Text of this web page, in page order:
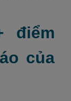
điểm
của